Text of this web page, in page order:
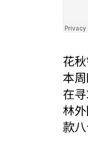
花
本
在
林
款